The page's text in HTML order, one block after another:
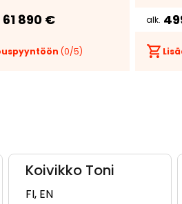
61 890 €
(0/5)
alk.
Koivikko Toni
FI, EN